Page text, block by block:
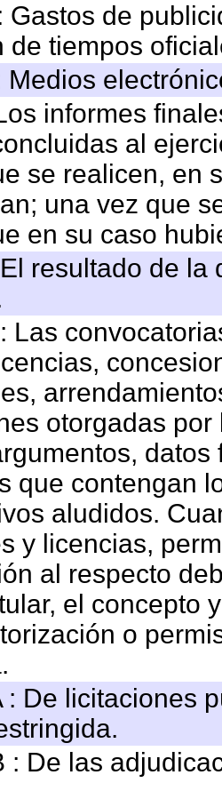
Gastos de
de tiempos
Medios
informes
al
se realicen, en
una vez que
en su caso
resultado de
Las
otorgadas
que contengan
aludidos.
y licencias,
al respecto
el concepto
o
: De licitaciones
: De las